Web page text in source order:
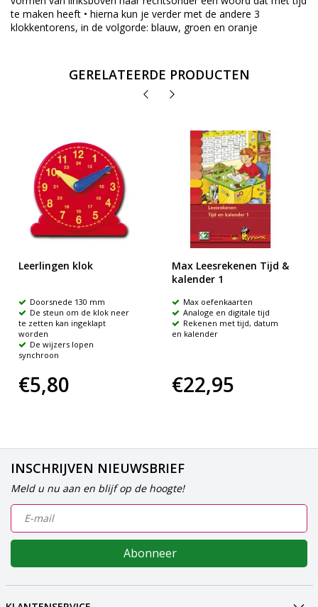
te maken heeft • hierna kun je verder met de andere 3
klokkentorens, in de volgorde: blauw, groen en oranje
GERELATEERDE PRODUCTEN
Leerlingen klok
Doorsnede 130 mm
De steun om de klok neer
te zetten kan ingeklapt
worden
De wijzers lopen
synchroon
€5,80
Max Leesrekenen Tijd &
kalender 1
Max oefenkaarten
Analoge en digitale tijd
Rekenen met tijd, datum
en kalender
€22,95
INSCHRIJVEN NIEUWSBRIEF
Meld u nu aan en blijf op de hoogte!
Abonneer